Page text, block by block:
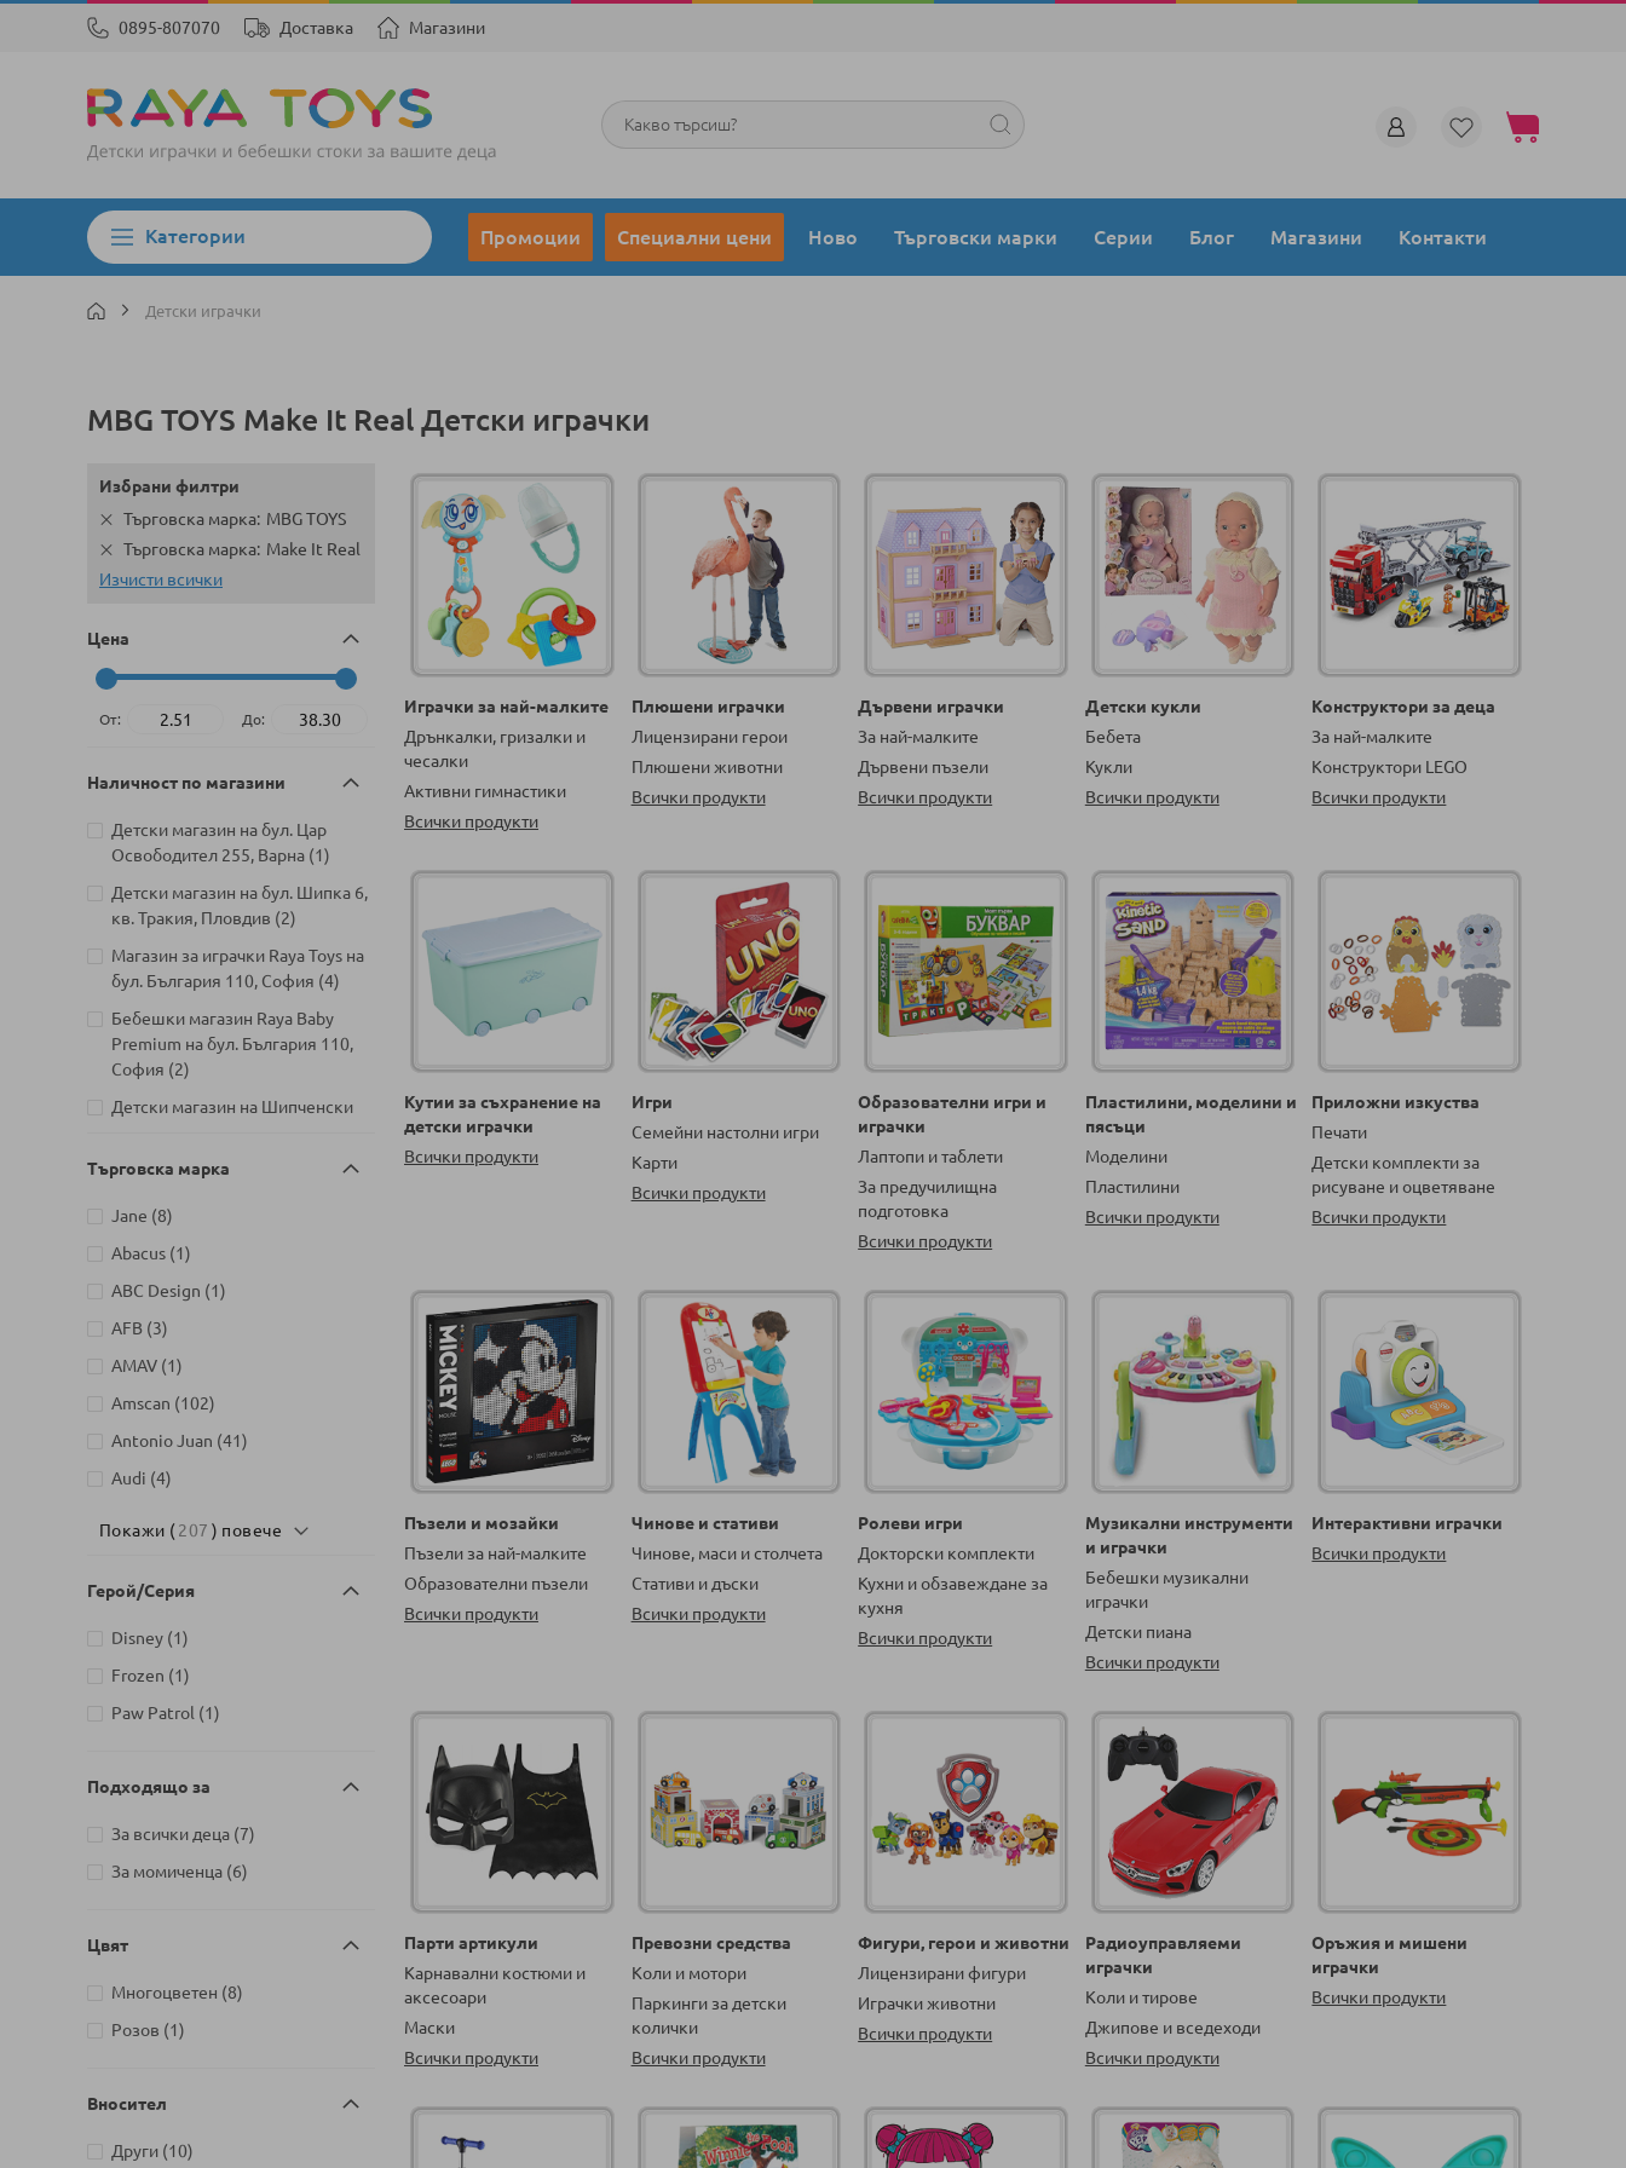
0895-807070 Доставка Магазини
Моята количка
Търсене
Категории Промоции Специални цени Ново Търговски марки Серии Блог Магазини Контакти
Детски играчки
MBG TOYS Make It Real Детски играчки
Играчки за най-малките
Дрънкалки, гризалки и
чесалки
Активни гимнастики
Всички продукти
Плюшени играчки
Лицензирани герои
Плюшени животни
Всички продукти
Дървени играчки
За най-малките
Дървени пъзели
Всички продукти
Детски кукли
Бебета
Кукли
Всички продукти
Конструктори за деца
За най-малките
Конструктори LEGO
Всички продукти
Кутии за съхранение на
детски играчки
Всички продукти
Игри
Семейни настолни игри
Карти
Всички продукти
Образователни игри и
играчки
Лаптопи и таблети
За предучилищна
подготовка
Всички продукти
Пластилини, моделини и
пясъци
Моделини
Пластилини
Всички продукти
Приложни изкуства
Печати
Детски комплекти за
рисуване и оцветяване
Всички продукти
Пъзели и мозайки
Пъзели за най-малките
Образователни пъзели
Всички продукти
Чинове и стативи
Чинове, маси и столчета
Стативи и дъски
Всички продукти
Ролеви игри
Докторски комплекти
Кухни и обзавеждане за
кухня
Всички продукти
Музикални инструменти
и играчки
Бебешки музикални
играчки
Детски пиана
Всички продукти
Интерактивни играчки
Всички продукти
Парти артикули
Карнавални костюми и
аксесоари
Маски
Всички продукти
Превозни средства
Коли и мотори
Паркинги за детски
колички
Всички продукти
Фигури, герои и животни
Лицензирани фигури
Играчки животни
Всички продукти
Радиоуправляеми
играчки
Коли и тирове
Джипове и вседеходи
Всички продукти
Оръжия и мишени
играчки
Всички продукти
Избрани филтри
Търговска марка MBG TOYS
Търговска марка Make It Real
Изчисти всички
Цена
От: До:
Наличност по магазини
Детски магазин на бул. Цар
Освободител 255, Варна 1
артикул
Детски магазин на бул. Шипка 6,
кв. Тракия, Пловдив
2
артикули
Магазин за играчки Raya Toys на
бул. България 110, София 4
артикули
Бебешки магазин Raya Baby
Premium на бул. България 110,
София
2
артикули
Детски магазин на Шипченски
артикули
Детски магазин на бул. Черни
Йерусалим, бл. 47В, жк. Младост
1 3
артикули
Детски магазин на ул.
Търговище
Търговска марка
Jane 8
артикули
Abacus 1
артикул
ABC Design
1
артикул
AFB 3
артикули
AMAV 1
артикул
Amscan
102
артикули
Antonio Juan 41
артикули
Audi 4
артикули
Baby`s Only
Babyhome
BabyOnoартикули
Bandai
артикул
Black Sea Puzzles
BMW
1
артикул
BRICKартикули
Brio 18
артикули
Покажи (207 ) повече
Герой/Серия
Disney 1
артикул
Frozen
1
артикул
Paw Patrol
1
артикул
Подходящо за
За всички деца 7
артикули
За момиченца 6
артикули
Цвят
Многоцветен 8
артикули
Розов
1
артикул
Вносител
Други 10
артикули